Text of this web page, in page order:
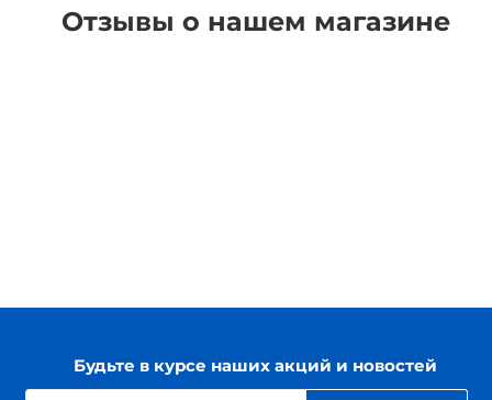
Отзывы о нашем магазине
Будьте в курсе наших акций и новостей